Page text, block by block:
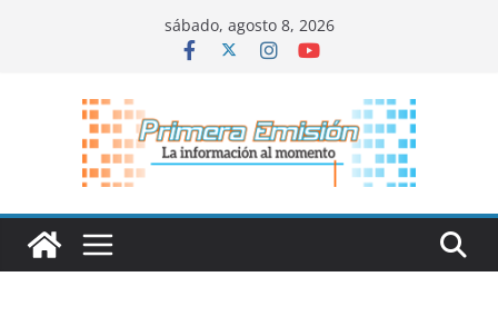
sábado, agosto 8, 2026